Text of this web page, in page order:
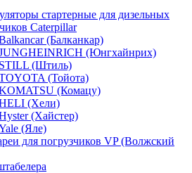
стартерные для дизельных
Caterpillar
(Балканкар)
JUNGHEINRICH (Юнгхайнрих)
STILL (Штиль)
(Тойота)
KOMATSU (Комацу)
HELI (Хели)
(Хайстер)
(Яле)
для погрузчиков VP (Волжский